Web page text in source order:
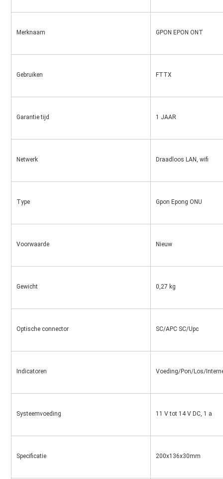
Merknaam GPON EPON ONT
Gebruiken FTTX
Garantie tijd 1 JAAR
Netwerk Draadloos LAN, wifi
Type Gpon Epong ONU
Voorwaarde Nieuw
Gewicht 0,27 kg
Optische connector SC/APC SC/Upc
Indicatoren Voeding/Pon/Los/
Systeemvoeding 11 V tot 14 V DC, 1 a
Specificatie 200x136x30mm